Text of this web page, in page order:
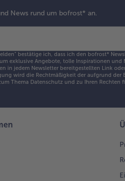
News rund um bofrost* an.
bestätige ich, dass ich den bofrost*
exklusive Angebote, tolle Inspirationen
in jedem Newsletter bereitgestellten Link
wird die Rechtmäßigkeit der aufgrund
Thema Datenschutz und zu Ihren Rechten